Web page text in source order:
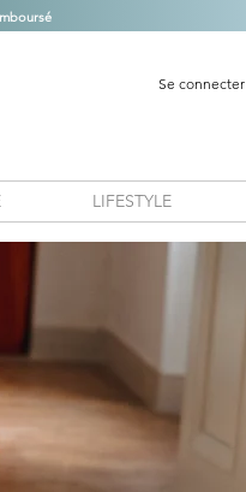
Se connecter
LIFESTYLE